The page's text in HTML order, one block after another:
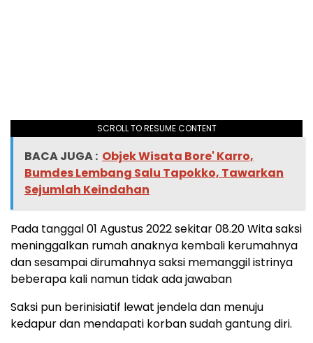
SCROLL TO RESUME CONTENT
BACA JUGA : Objek Wisata Bore' Karro,
Bumdes Lembang Salu Tapokko, Tawarkan
Sejumlah Keindahan
Pada tanggal 01 Agustus 2022 sekitar 08.20 Wita saksi
meninggalkan rumah anaknya kembali kerumahnya
dan sesampai dirumahnya saksi memanggil istrinya
beberapa kali namun tidak ada jawaban
Saksi pun berinisiatif lewat jendela dan menuju
kedapur dan mendapati korban sudah gantung diri.